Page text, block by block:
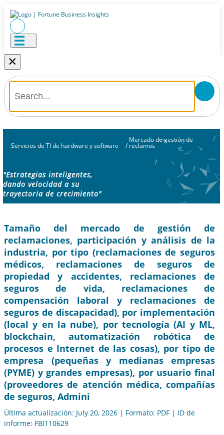
×
Servicios de TI de hardware y software /
Mercado de gestión de
reclamos
"Estrategias inteligentes,
dando velocidad a su
trayectoria de crecimiento"
Tamaño del mercado de gestión de
reclamaciones, participación y análisis de la
industria, por tipo (reclamaciones de seguros
médicos, reclamaciones de seguros de
propiedad y accidentes, reclamaciones de
seguros de vida, reclamaciones de
compensación laboral y reclamaciones de
seguros de discapacidad), por implementación
(local y en la nube), por tecnología (AI y ML,
blockchain, automatización robótica de
procesos e Internet de las cosas), por tipo de
empresa (pequeñas y medianas empresas
(PYME) y grandes empresas), por usuario final
(proveedores de atención médica, compañías
de seguros, Admini
Última actualización: July 20, 2026 | Formato: PDF | ID de
informe: FBI110629